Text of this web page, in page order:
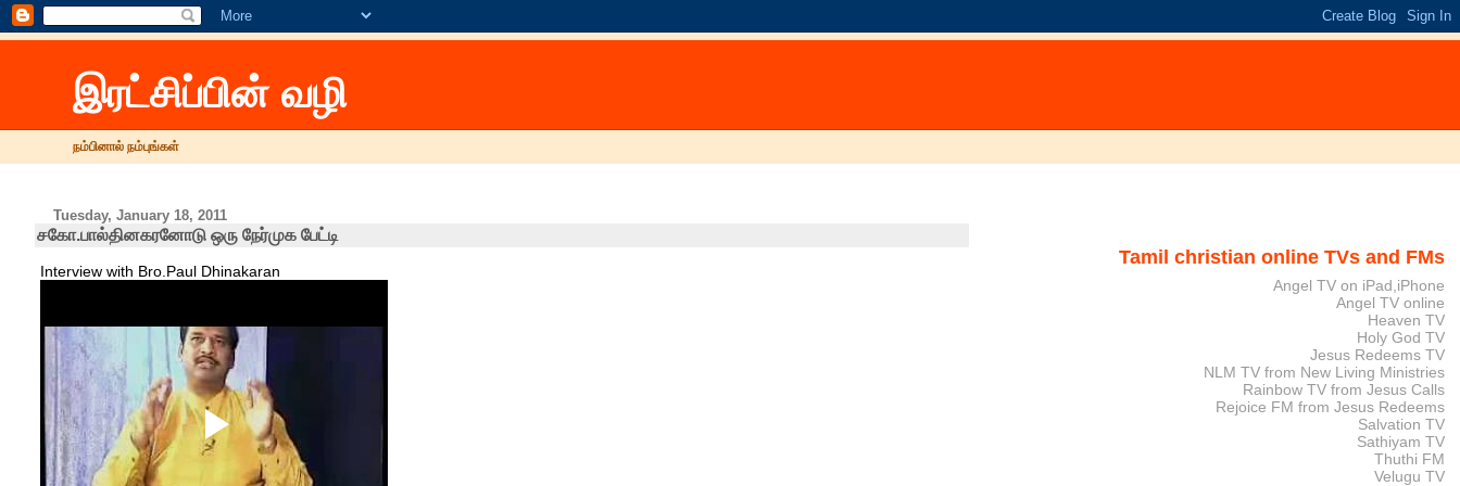
இரட்சிப்பின் வழி
நம்பினால் நம்புங்கள்
Tuesday, January 18, 2011
ச‌கோ.பால்தின‌க‌ர‌னோடு ஒரு நேர்முக‌ பேட்டி
Interview with Bro.Paul Dhinakaran
Tamil christian online TVs and FMs
Angel TV on iPad,iPhone
Angel TV online
Heaven TV
Holy God TV
Jesus Redeems TV
NLM TV from New Living Ministries
Rainbow TV from Jesus Calls
Rejoice FM from Jesus Redeems
Salvation TV
Sathiyam TV
Thuthi FM
Velugu TV